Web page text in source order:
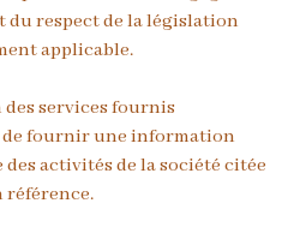
du respect de la législation
applicable.
services fournis
de fournir une information
activités de la société citée
référence.